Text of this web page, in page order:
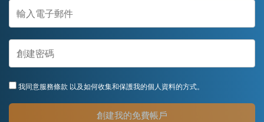
我同意服務條款 以及如何收集和保護我的個人資料的方式。
創建我的免費帳戶